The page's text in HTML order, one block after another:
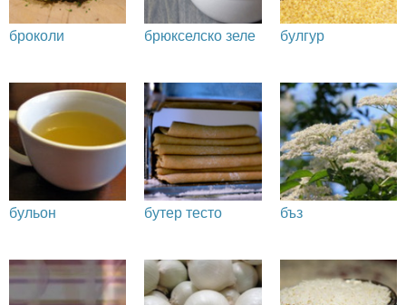
броколи брюкселско зеле булгур
бульон бутер тесто бъз